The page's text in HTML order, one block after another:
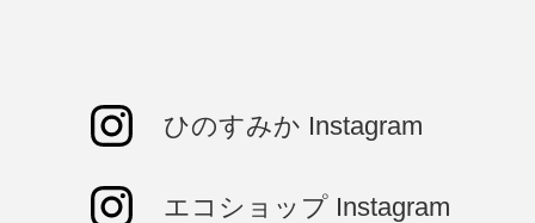
ひのすみか Instagram
エコショップ Instagram